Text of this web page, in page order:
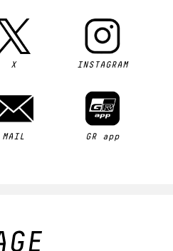
X INSTAGRAM
MAIL GR app